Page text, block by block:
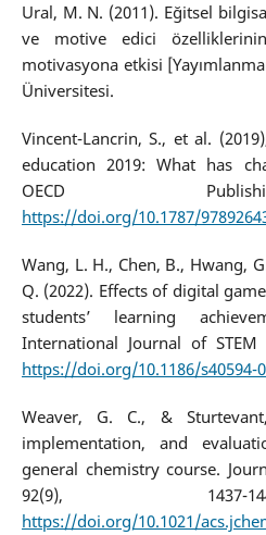
Ural, M. N. (2011). Eğitsel
ve motive edici
motivasyona etkisi
Üniversitesi.
Vincent-Lancrin, S., et al.
education 2019: What has
OECD
https://doi.org/10.1787/
Wang, L. H., Chen, B., Hwang,
Q. (2022). Effects of digital
students’ learning
International Journal of
https://doi.org/10.1186/s40594-
Weaver, G. C., &
implementation, and
general chemistry course.
92(9), 1437-
https://doi.org/10.1021/